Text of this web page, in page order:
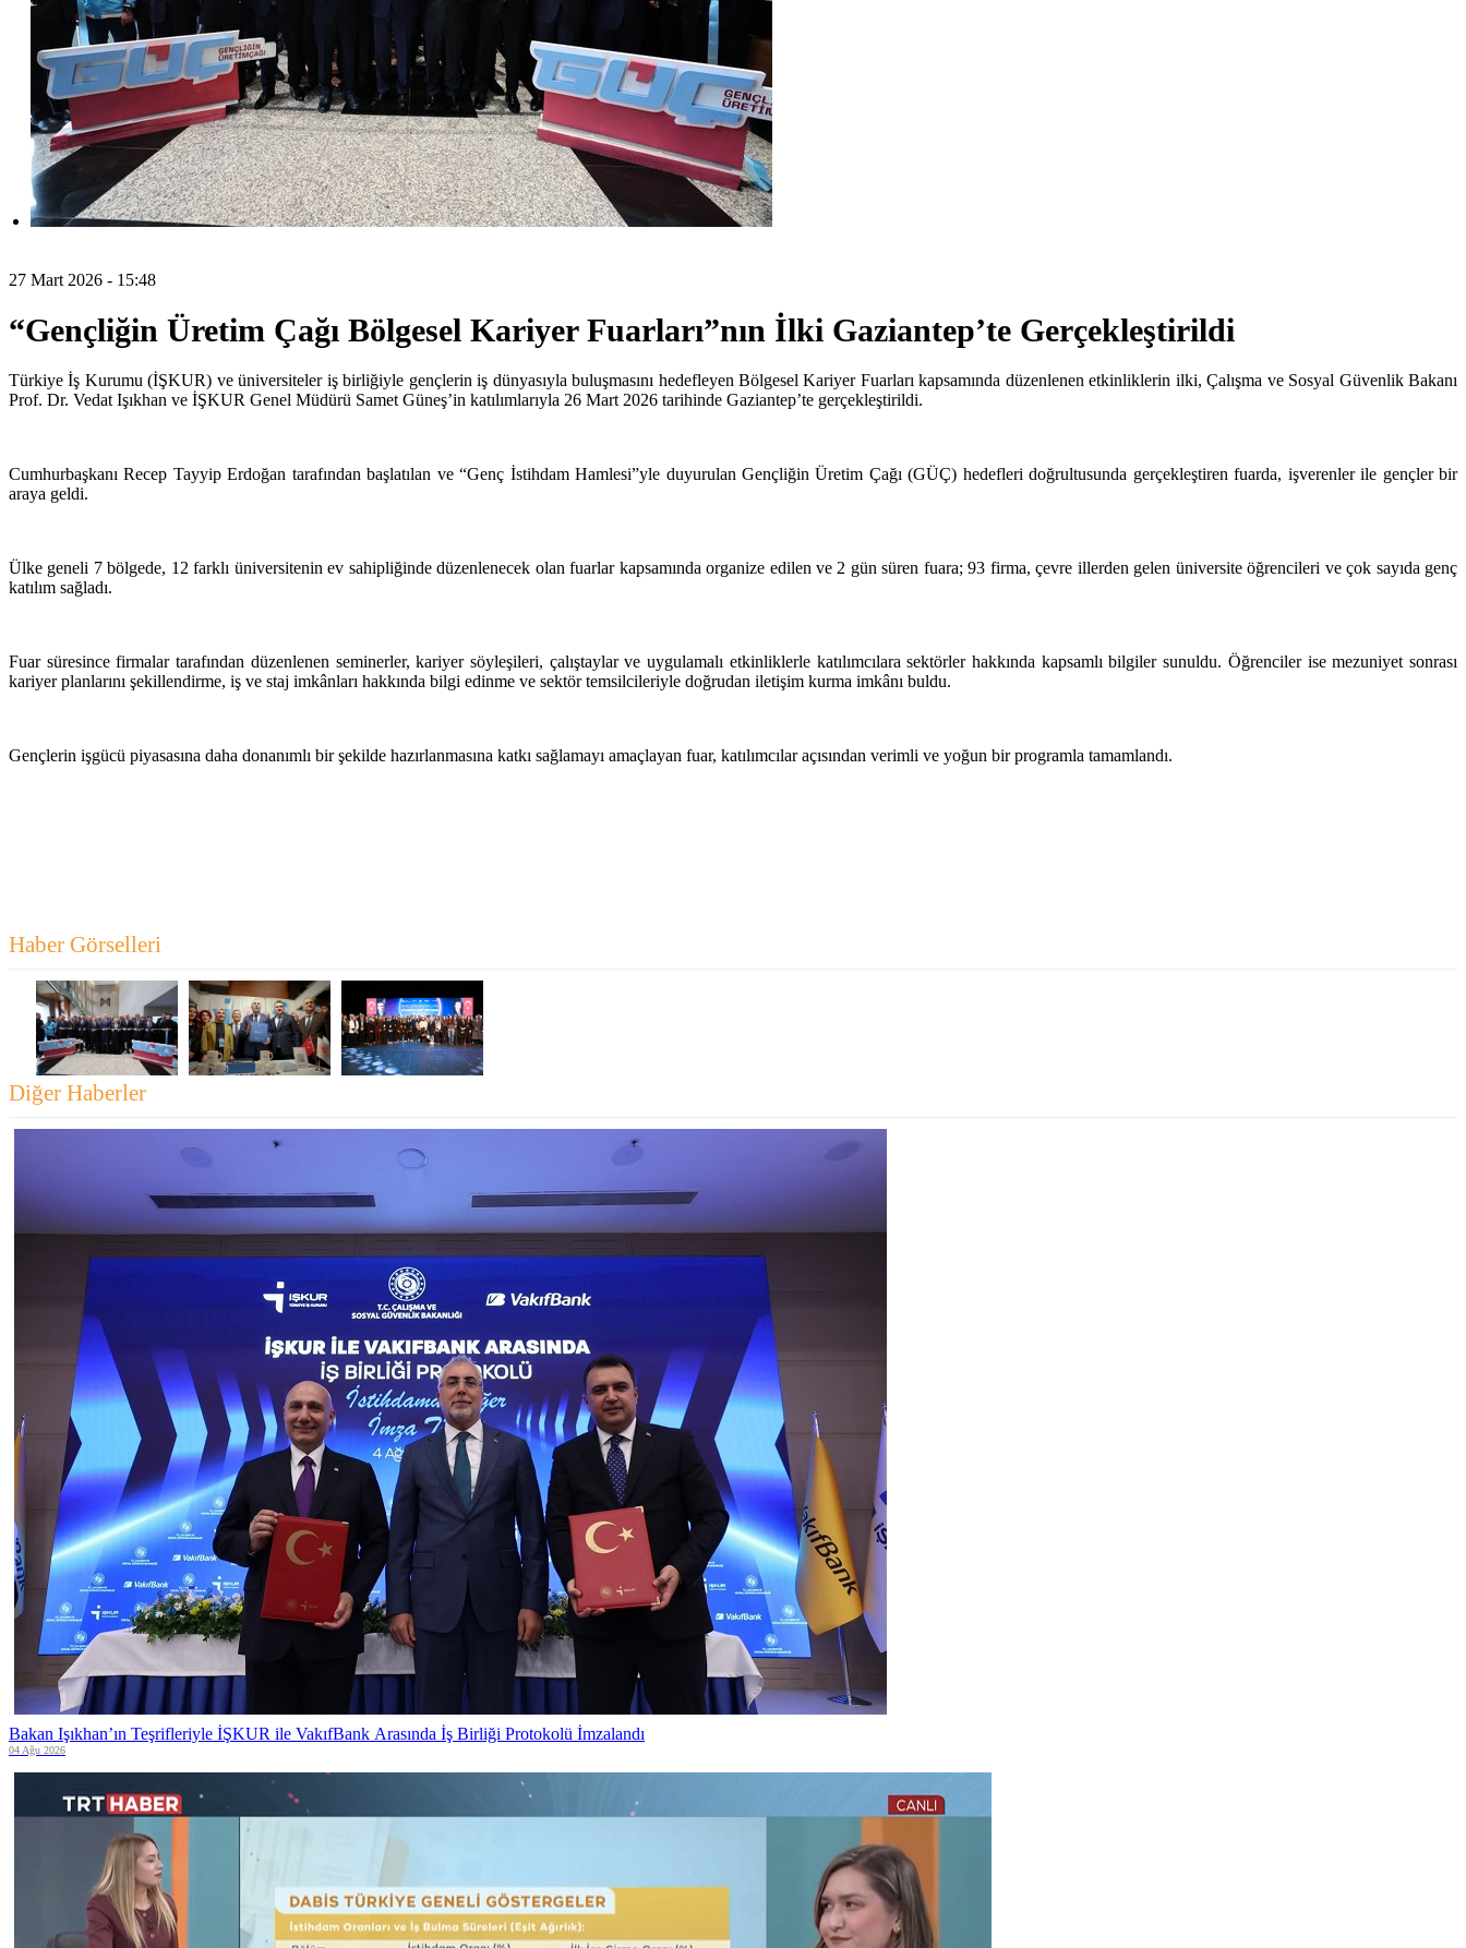
27 Mart 2026 - 15:48
“Gençliğin Üretim Çağı Bölgesel Kariyer Fuarları”nın İlki Gaziantep’te Gerçekleştirildi
Türkiye İş Kurumu (İŞKUR) ve üniversiteler iş birliğiyle gençlerin iş dünyasıyla buluşmasını hedefleyen Bölgesel Kariyer Fuarları kapsamında düzenlenen etkinliklerin ilki, Çalışma ve Sosyal Güvenlik Bakanı
Prof. Dr. Vedat Işıkhan ve İŞKUR Genel Müdürü Samet Güneş’in katılımlarıyla 26 Mart 2026 tarihinde Gaziantep’te gerçekleştirildi.
Cumhurbaşkanı Recep Tayyip Erdoğan tarafından başlatılan ve “Genç İstihdam Hamlesi”yle duyurulan Gençliğin Üretim Çağı (GÜÇ) hedefleri doğrultusunda gerçekleştiren fuarda, işverenler ile gençler bir
araya geldi.
Ülke geneli 7 bölgede, 12 farklı üniversitenin ev sahipliğinde düzenlenecek olan fuarlar kapsamında organize edilen ve 2 gün süren fuara; 93 firma, çevre illerden gelen üniversite öğrencileri ve çok sayıda genç
katılım sağladı.
Fuar süresince firmalar tarafından düzenlenen seminerler, kariyer söyleşileri, çalıştaylar ve uygulamalı etkinliklerle katılımcılara sektörler hakkında kapsamlı bilgiler sunuldu. Öğrenciler ise mezuniyet sonrası
kariyer planlarını şekillendirme, iş ve staj imkânları hakkında bilgi edinme ve sektör temsilcileriyle doğrudan iletişim kurma imkânı buldu.
Gençlerin işgücü piyasasına daha donanımlı bir şekilde hazırlanmasına katkı sağlamayı amaçlayan fuar, katılımcılar açısından verimli ve yoğun bir programla tamamlandı.
Haber Görselleri
Diğer Haberler
Bakan Işıkhan’ın Teşrifleriyle İŞKUR ile VakıfBank Arasında İş Birliği Protokolü İmzalandı
04 Ağu 2026